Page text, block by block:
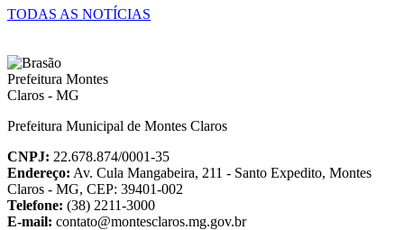
TODAS AS NOTÍCIAS
Prefeitura Municipal de Montes Claros
CNPJ: 22.678.874/0001-35
Endereço: Av. Cula Mangabeira, 211 - Santo Expedito, Montes
Claros - MG, CEP: 39401-002
Telefone: (38) 2211-3000
E-mail: contato@montesclaros.mg.gov.br